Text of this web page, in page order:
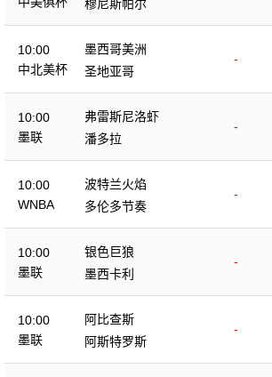
穆尼斯帕尔
10:00
中北美杯
墨西哥美洲
-
圣地亚哥
10:00
墨联
弗雷斯尼洛虾
-
潘多拉
10:00
WNBA
波特兰火焰
-
多伦多节奏
10:00
墨联
银色巨狼
-
墨西卡利
10:00
墨联
阿比查斯
-
阿斯特罗斯